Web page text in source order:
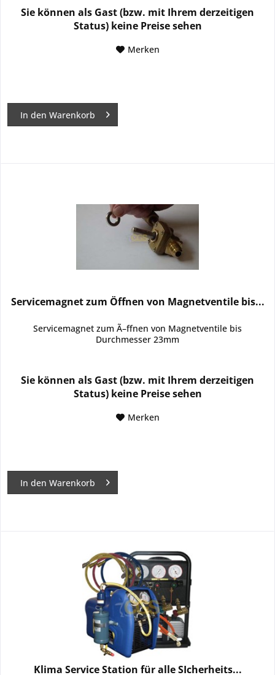
Sie können als Gast (bzw. mit Ihrem derzeitigen
Status) keine Preise sehen
Merken
In den Warenkorb
Servicemagnet zum Öffnen von Magnetventile bis...
Servicemagnet zum Ã–ffnen von Magnetventile bis
Durchmesser 23mm
Sie können als Gast (bzw. mit Ihrem derzeitigen
Status) keine Preise sehen
Merken
In den Warenkorb
Klima Service Station für alle SIcherheits...